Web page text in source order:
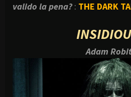
valido la pena? : THE DARK
Adam